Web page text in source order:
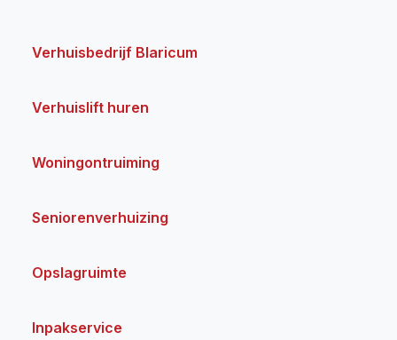
Verhuisbedrijf Blaricum
Verhuislift huren
Woningontruiming
Seniorenverhuizing
Opslagruimte
Inpakservice